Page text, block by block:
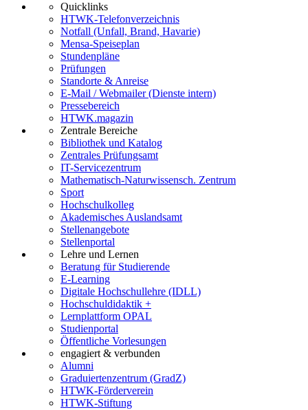
Quicklinks
HTWK-Telefonverzeichnis
Notfall (Unfall, Brand, Havarie)
Mensa-Speiseplan
Stundenpläne
Prüfungen
Standorte & Anreise
E-Mail / Webmailer (Dienste intern)
Pressebereich
HTWK.magazin
Zentrale Bereiche
Bibliothek und Katalog
Zentrales Prüfungsamt
IT-Servicezentrum
Mathematisch-Naturwissensch. Zentrum
Sport
Hochschulkolleg
Akademisches Auslandsamt
Stellenangebote
Stellenportal
Lehre und Lernen
Beratung für Studierende
E-Learning
Digitale Hochschullehre (IDLL)
Hochschuldidaktik +
Lernplattform OPAL
Studienportal
Öffentliche Vorlesungen
engagiert & verbunden
Alumni
Graduiertenzentrum (GradZ)
HTWK-Förderverein
HTWK-Stiftung